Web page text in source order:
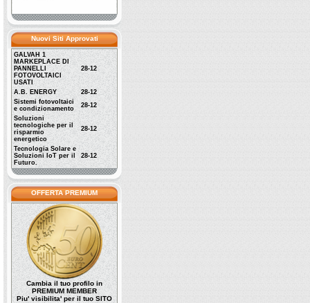
Nuovi Siti Approvati
GALVAH 1
MARKEPLACE DI
PANNELLI
FOTOVOLTAICI
USATI
28-12
A.B. ENERGY
28-12
Sistemi fotovoltaici
e condizionamento
28-12
Soluzioni
tecnologiche per il
risparmio
energetico
28-12
Tecnologia Solare e
Soluzioni IoT per il
Futuro.
28-12
OFFERTA PREMIUM
Cambia il tuo profilo in
PREMIUM MEMBER
Piu' visibilita' per il tuo SITO